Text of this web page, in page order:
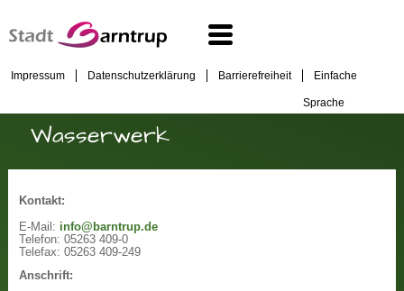
Impressum Datenschutzerklärung Barrierefreiheit Einfache
Sprache
Wasserwerk
Kontakt:
E-Mail: info@barntrup.de
Telefon: 05263 409-0
Telefax: 05263 409-249
Anschrift: